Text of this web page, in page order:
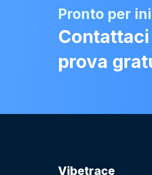
Pronto per
prova
Vibetrace